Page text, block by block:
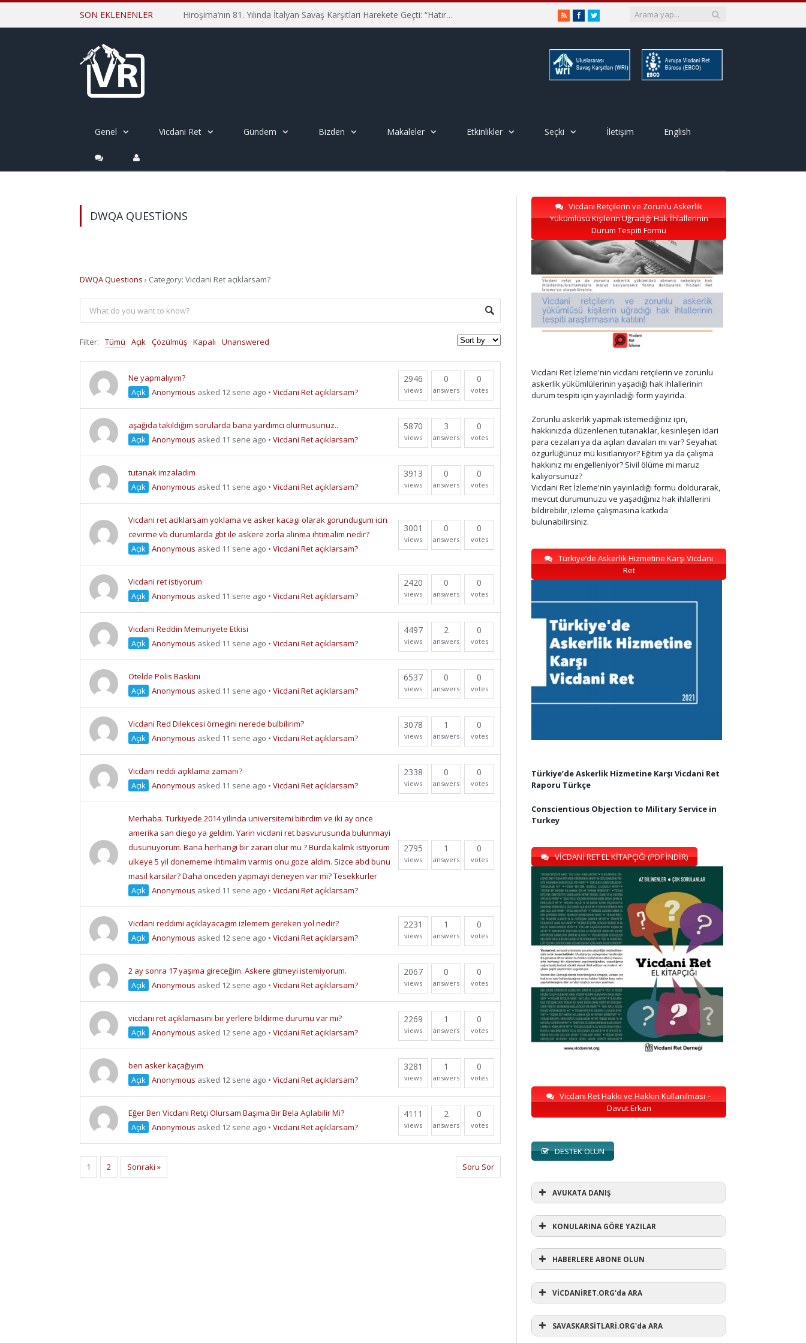
SON EKLENENLER Hiroşima’nın 81. Yılında İtalyan Savaş Karşıtları Harekete Geçti: “Hatırlamak yeterli değil” RSSFacebookTwitter
Genel Vicdani Ret Gündem Bizden Makaleler Etkinlikler Seçki İletişim English
DWQA QUESTIONS
DWQA Questions › Category: Vicdani Ret açıklarsam?
Filter: Tümü Açık Çözülmüş Kapalı Unanswered
Ne yapmalıyım?
Açık Anonymous asked 12 sene ago • Vicdani Ret açıklarsam?
2946
views
0
answers
0
votes
aşağıda takıldığım sorularda bana yardımcı olurmusunuz..
Açık Anonymous asked 11 sene ago • Vicdani Ret açıklarsam?
5870
views
3
answers
0
votes
tutanak imzaladım
Açık Anonymous asked 11 sene ago • Vicdani Ret açıklarsam?
3913
views
0
answers
0
votes
Vicdani ret aciklarsam yoklama ve asker kacagi olarak gorundugum icin
cevirme vb durumlarda gbt ile askere zorla alinma ihtimalim nedir?
Açık Anonymous asked 11 sene ago • Vicdani Ret açıklarsam?
3001
views
0
answers
0
votes
Vicdani ret istiyorum
Açık Anonymous asked 11 sene ago • Vicdani Ret açıklarsam?
2420
views
0
answers
0
votes
Vicdani Reddin Memuriyete Etkisi
Açık Anonymous asked 11 sene ago • Vicdani Ret açıklarsam?
4497
views
2
answers
0
votes
Otelde Polis Baskını
Açık Anonymous asked 11 sene ago • Vicdani Ret açıklarsam?
6537
views
0
answers
0
votes
Vicdani Red Dilekcesi örnegini nerede bulbilirim?
Açık Anonymous asked 11 sene ago • Vicdani Ret açıklarsam?
3078
views
1
answers
0
votes
Vicdani reddi açıklama zamanı?
Açık Anonymous asked 11 sene ago • Vicdani Ret açıklarsam?
2338
views
0
answers
0
votes
Merhaba. Turkiyede 2014 yilinda universitemi bitirdim ve iki ay once
amerika san diego ya geldim. Yarin vicdani ret basvurusunda bulunmayi
dusunuyorum. Bana herhangi bir zarari olur mu ? Burda kalmk istiyorum
ulkeye 5 yil donememe ihtimalim varmis onu goze aldim. Sizce abd bunu
masil karsilar? Daha onceden yapmayi deneyen var mi? Tesekkurler
Açık Anonymous asked 11 sene ago • Vicdani Ret açıklarsam?
2795
views
1
answers
0
votes
Vicdani reddimi açıklayacagım izlemem gereken yol nedir?
Açık Anonymous asked 12 sene ago • Vicdani Ret açıklarsam?
2231
views
1
answers
0
votes
2 ay sonra 17 yaşıma gireceğim. Askere gitmeyi istemiyorum.
Açık Anonymous asked 12 sene ago • Vicdani Ret açıklarsam?
2067
views
0
answers
0
votes
vicdani ret açıklamasını bir yerlere bildirme durumu var mı?
Açık Anonymous asked 12 sene ago • Vicdani Ret açıklarsam?
2269
views
1
answers
0
votes
ben asker kaçağıyım
Açık Anonymous asked 12 sene ago • Vicdani Ret açıklarsam?
3281
views
1
answers
0
votes
Eğer Ben Vicdani Retçi Olursam Başıma Bir Bela Açılabilir Mi?
Açık Anonymous asked 12 sene ago • Vicdani Ret açıklarsam?
4111
views
2
answers
0
votes
1 2 Sonraki » Soru Sor
Vicdani Retçilerin ve Zorunlu Askerlik
Yükümlüsü Kişilerin Uğradığı Hak İhlallerinin
Durum Tespiti Formu
Vicdani Ret İzleme'nin vicdani retçilerin ve zorunlu
askerlik yükümlülerinin yaşadığı hak ihlallerinin
durum tespiti için yayınladığı form yayında.
Zorunlu askerlik yapmak istemediğiniz için,
hakkınızda düzenlenen tutanaklar, kesinleşen idari
para cezaları ya da açılan davaları mı var? Seyahat
özgürlüğünüz mü kısıtlanıyor? Eğitim ya da çalışma
hakkınız mı engelleniyor? Sivil ölüme mi maruz
kalıyorsunuz?
Vicdani Ret İzleme'nin yayınladığı formu doldurarak,
mevcut durumunuzu ve yaşadığınız hak ihlallerini
bildirebilir, izleme çalışmasına katkıda
bulunabilirsiniz.
Türkiye’de Askerlik Hizmetine Karşı Vicdani
Ret
Türkiye’de Askerlik Hizmetine Karşı Vicdani Ret
Raporu Türkçe
Conscientious Objection to Military Service in
Turkey
VİCDANİ RET EL KİTAPÇIĞI (PDF İNDİR)
Vicdani Ret Hakkı ve Hakkın Kullanılması –
Davut Erkan
DESTEK OLUN
AVUKATA DANIŞ
AVUKATA DANIŞ
KONULARINA GÖRE YAZILAR
KONULARINA GÖRE YAZILAR
#refusewar(1)
'dur' ihtarı(3)
HABERLERE ABONE OLUN
VİCDANİRET.ORG'da ARA
SAVASKARSİTLARİ.ORG'da ARA